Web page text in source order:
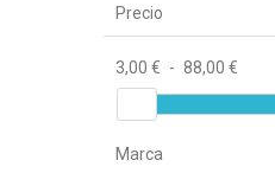
Precio
3,00 € - 88,00 €
Marca